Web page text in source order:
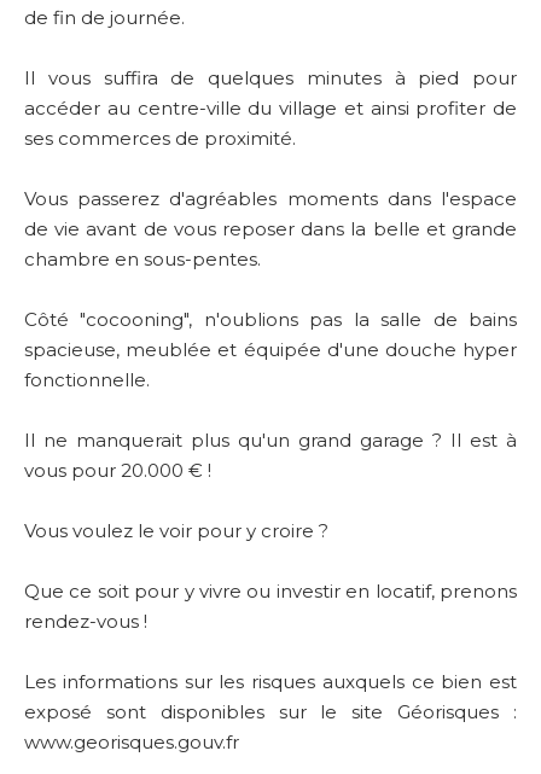
de fin de journée.
Il vous suffira de quelques minutes à pied pour
accéder au centre-ville du village et ainsi profiter de
ses commerces de proximité.
Vous passerez d'agréables moments dans l'espace
de vie avant de vous reposer dans la belle et grande
chambre en sous-pentes.
Côté "cocooning", n'oublions pas la salle de bains
spacieuse, meublée et équipée d'une douche hyper
fonctionnelle.
Il ne manquerait plus qu'un grand garage ? Il est à
vous pour 20.000 € !
Vous voulez le voir pour y croire ?
Que ce soit pour y vivre ou investir en locatif, prenons
rendez-vous !
Les informations sur les risques auxquels ce bien est
exposé sont disponibles sur le site Géorisques :
www.georisques.gouv.fr